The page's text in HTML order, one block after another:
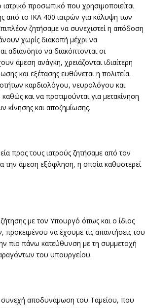
προσωπικό που χρησιμοποιείται
από το ΙΚΑ 400 ιατρών για κάλυψη των
ζητήσαμε να συνεχιστεί η απόδοση
χωρίς διακοπή μέχρι να
αδιανόητο να διακόπτονται οι
άμεση ανάγκη, χρειάζονται ιδιαίτερη
και εξέτασης ευθύνεται η πολιτεία.
καρδιολόγου, νευρολόγου και
και να προτιμούνται για μετακίνηση
κίνησης και αποζημίωσης.
προς τους ιατρούς ζητήσαμε από τον
άμεση εξόφληση, η οποία καθυστερεί
με τον Υπουργό όπως και ο ίδιος
να έχουμε τις απαντήσεις του
πιο πάνω κατεύθυνση με τη συμμετοχή
του υπουργείου.
συνεχή αποδυνάμωση του Ταμείου, που